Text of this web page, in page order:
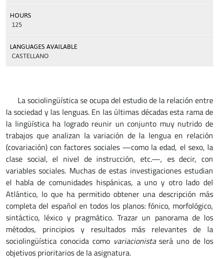
HOURS
125
LANGUAGES AVAILABLE
CASTELLANO
La sociolingüística se ocupa del estudio de la relación entre
la sociedad y las lenguas. En las últimas décadas esta rama de
la lingüística ha logrado reunir un conjunto muy nutrido de
trabajos que analizan la variación de la lengua en relación
(covariación) con factores sociales —como la edad, el sexo, la
clase social, el nivel de instrucción, etc.—, es decir, con
variables sociales. Muchas de estas investigaciones estudian
el habla de comunidades hispánicas, a uno y otro lado del
Atlántico, lo que ha permitido obtener una descripción más
completa del español en todos los planos: fónico, morfológico,
sintáctico, léxico y pragmático. Trazar un panorama de los
métodos, principios y resultados más relevantes de la
sociolingüística conocida como variacionistaserá uno de los
objetivos prioritarios de la asignatura.